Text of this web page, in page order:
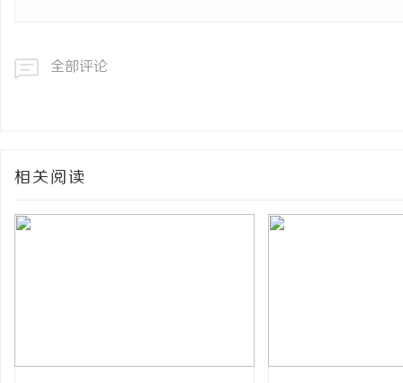
全部评论
相关阅读